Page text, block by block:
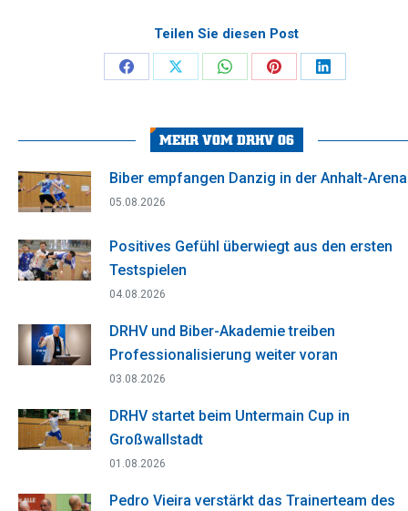
Teilen Sie diesen Post
Share
Facebook
Share
X
Share
WhatsApp
Share
Pinterest
Share
MEHR VOM DRHV 06
Biber empfangen Danzig in der Anhalt-Arena
05.08.2026
Positives Gefühl überwiegt aus den ersten
Testspielen
04.08.2026
DRHV und Biber-Akademie treiben
Professionalisierung weiter voran
03.08.2026
DRHV startet beim Untermain Cup in
Großwallstadt
01.08.2026
Pedro Vieira verstärkt das Trainerteam des